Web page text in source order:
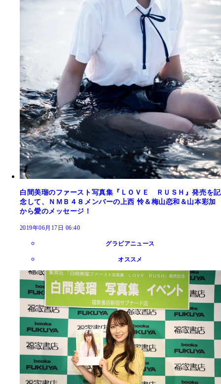
白間美瑠のファースト写真集『ＬＯＶＥ ＲＵＳＨ』発売を記
念して、ＮＭＢ４８メンバーの上西 怜＆梅山恋和＆山本彩加
から愛のメッセージ！
2019年06月17日 06:40
グラビアニュース
オススメ